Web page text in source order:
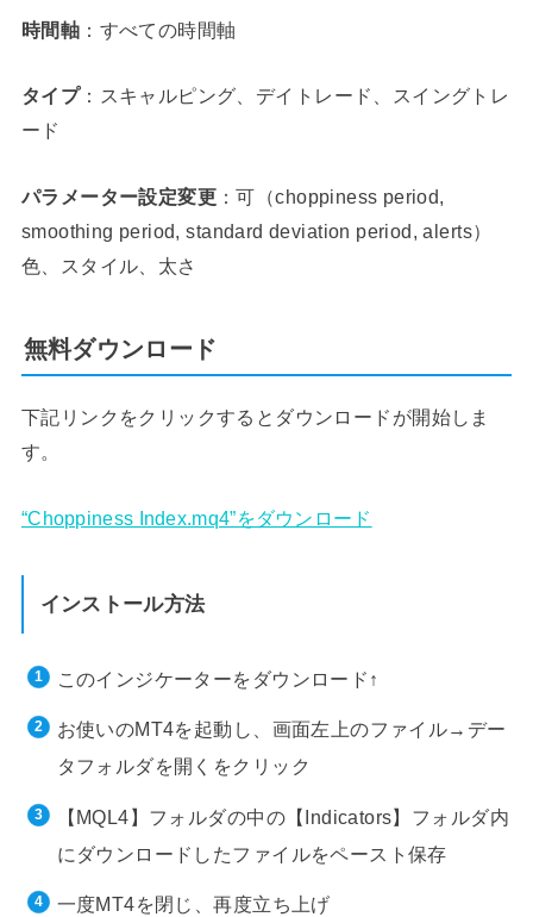
時間軸 ：すべての時間軸
タイプ：スキャルピング、デイトレード、スイングトレ
ード
パラメーター設定変更 ：可（choppiness period,
smoothing period, standard deviation period, alerts）
色、スタイル、太さ
無料ダウンロード
下記リンクをクリックするとダウンロードが開始しま
す。
“Choppiness Index.mq4”をダウンロード
インストール方法
このインジケーターをダウンロード↑
お使いのMT4を起動し、画面左上のファイル→デー
タフォルダを開くをクリック
【MQL4】フォルダの中の【Indicators】フォルダ内
にダウンロードしたファイルをペースト保存
一度MT4を閉じ、再度立ち上げ